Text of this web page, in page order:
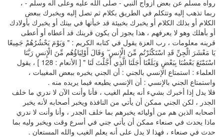
رواه مسلم عن بعض أزواج النبي - صلى الله عليه وعلى آله وسلم - ،
ربما تذهب إليه وتتكلم في الطريق بكلام ثم تصل إليه ويخبرك ببعض
الكلام أو بذلك الكلام أو يخبرك بخبيئة قد خبأتها في بيتك أو يخبرك بأولادك
أو بأهلك وهو لا يعرفهم ، هذا يجوز أن يكون قرينك قد أعطاه أو أعطى
قرينه معلومات ، رب العزة يقول في كتابه الكريم : " وَيَوْمَ يَحْشُرُهُمْ جَمِيعًا
يَا مَعْشَرَ الْجِنِّ قَدِ اسْتَكْثَرْتُم مِّنَ الْإِنسِ ۖ وَقَالَ أَوْلِيَاؤُهُم مِّنَ الْإِنسِ رَبَّنَا
اسْتَمْتَعَ بَعْضُنَا بِبَعْضٍ وَبَلَغْنَا أَجَلَنَا الَّذِي أَجَّلْتَ لَنَا " [ الأنعام : 128 ] ، يقول
العلماء : استمتاع الإنسي بالجني : أن الجني يخبره ببعض المغيبات ،
واستمتاع الجني بالإنسي : أن الإنسي يطيعه فيما يريده منه .
فلا يدل إذا أخبرك بشيء أنه يعلم الغيب ، فأنا وأنت الآن لا ندري ما خلف
الجدر ، لكن الجني ممكن أن يأتي من النافذة ويخبر أصحابه لأنه يخبر
أصحابه الذين هم من أوليائه يخبرهم بما خلف الجدر ، وأنا وأنت لا ندري
ماذا يحدث في صنعاء ممكن أن يأتي جني في أسرع وقت ويخبر وليه بما
حدث في صنعاء ، فهذا لا يدل على أنه يعلم الغيب والله المستعان .